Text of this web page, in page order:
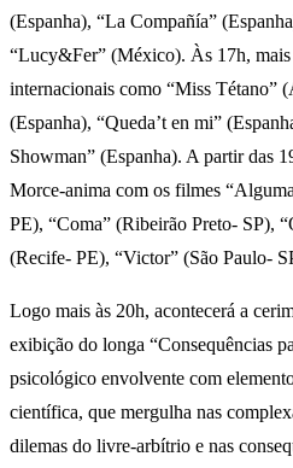
(Espanha), “La Compañía”
“Lucy&Fer” (México). Às 17h,
internacionais como “Miss Tétano”
(Espanha), “Queda’t en mi”
Showman” (Espanha). A partir das
Morce-anima com os filmes
PE), “Coma” (Ribeirão Preto- SP),
(Recife- PE), “Victor” (São Paulo-
Logo mais às 20h, acontecerá a
exibição do longa “Consequências
psicológico envolvente com
científica, que mergulha nas
dilemas do livre-arbítrio e nas